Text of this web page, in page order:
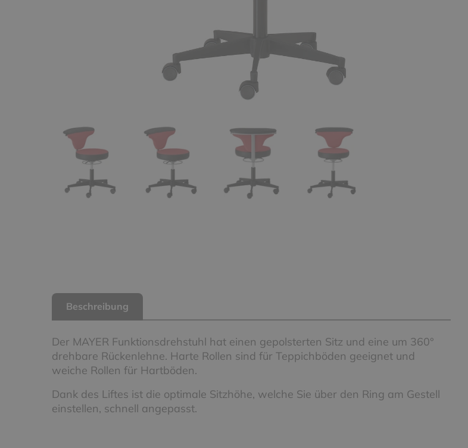
Beschreibung
Der MAYER Funktionsdrehstuhl hat einen gepolsterten Sitz und eine um 360°
drehbare Rückenlehne. Harte Rollen sind für Teppichböden geeignet und
weiche Rollen für Hartböden.
Dank des Liftes ist die optimale Sitzhöhe, welche Sie über den Ring am Gestell
einstellen, schnell angepasst.